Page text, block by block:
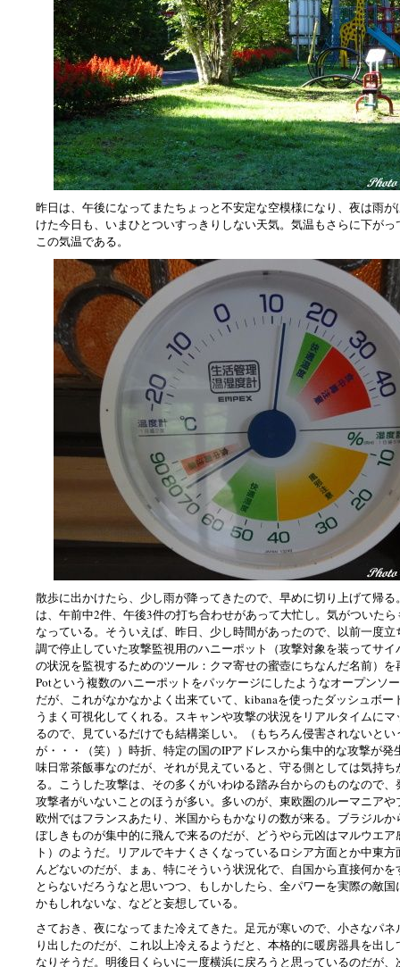
昨日は、午後になってまたちょっと不安定な空模様になり、夜は雨
けた今日も、いまひとついすっきりしない天気。気温もさらに下が
この気温である。
散歩に出かけたら、少し雨が降ってきたので、早めに切り上げて帰
は、午前中2件、午後3件の打ち合わせがあって大忙し。気がついた
なっている。そういえば、昨日、少し時間があったので、以前一度
調で停止していた攻撃監視用のハニーポット（攻撃対象を装ってサ
の状況を監視するためのツール：クマ寄せの蜜壺にちなんだ名前）を
Potという複数のハニーポットをパッケージにしたようなオープンソ
だが、これがなかなかよく出来ていて、kibanaを使ったダッシュボー
うまく可視化してくれる。スキャンや攻撃の状況をリアルタイムに
るので、見ているだけでも結構楽しい。（もちろん侵害されないとい
が・・・（笑））時折、特定の国のIPアドレスから集中的な攻撃が発
味日常茶飯事なのだが、それが見えていると、守る側としては気持
る。こうした攻撃は、その多くがいわゆる踏み台からのものなので
攻撃者がいないことのほうが多い。多いのが、東欧圏のルーマニア
欧州ではフランスあたり、米国からもかなりの数が来る。ブラジルか
ぼしきものが集中的に飛んで来るのだが、どうやら元凶はマルウエ
ト）のようだ。リアルでキナくさくなっているロシア方面とか中東
んどないのだが、まぁ、特にそういう状況化で、自国から直接何か
とらないだろうなと思いつつ、もしかしたら、全パワーを実際の敵
かもしれないな、などと妄想している。
さておき、夜になってまた冷えてきた。足元が寒いので、小さなパ
り出したのだが、これ以上冷えるようだと、本格的に暖房器具を出
なりそうだ。明後日くらいに一度横浜に戻ろうと思っているのだが